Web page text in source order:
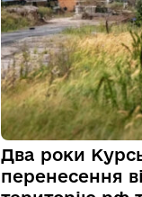
Два роки
перенесення